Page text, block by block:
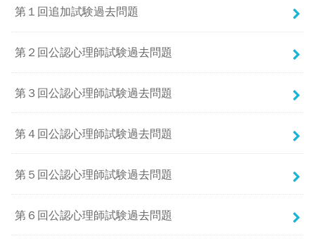
第１回追加試験過去問題
第２回公認心理師試験過去問題
第３回公認心理師試験過去問題
第４回公認心理師試験過去問題
第５回公認心理師試験過去問題
第６回公認心理師試験過去問題